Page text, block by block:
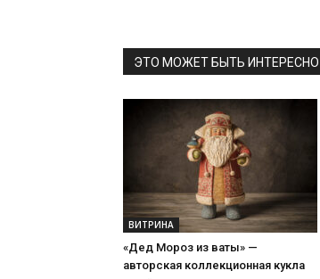
ЭТО МОЖЕТ БЫТЬ ИНТЕРЕСНО
ВИТРИНА
«Дед Мороз из ваты» —
авторская коллекционная кукла